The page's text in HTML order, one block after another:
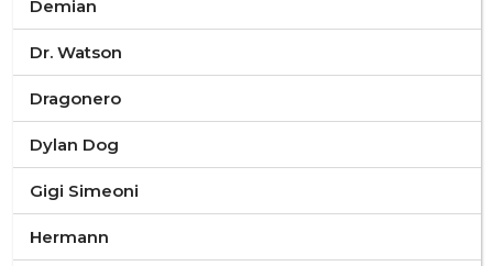
Demian
Dr. Watson
Dragonero
Dylan Dog
Gigi Simeoni
Hermann